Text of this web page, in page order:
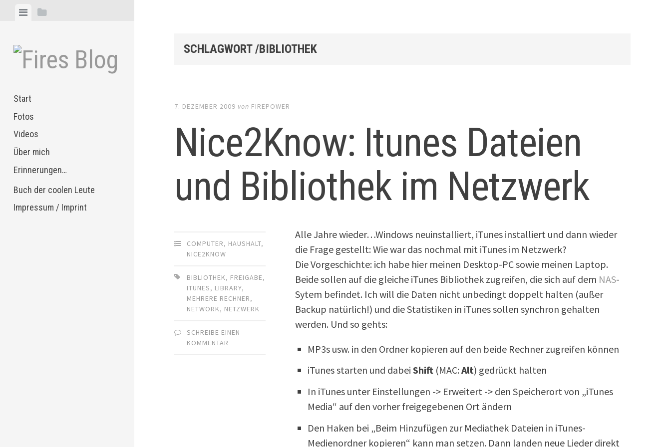
MenüSeitenleiste
Start
Fotos
Videos
Über mich
Erinnerungen…
Buch der coolen Leute
Impressum / Imprint
SCHLAGWORT /BIBLIOTHEK
7. DEZEMBER 2009 von FIREPOWER
Nice2Know: Itunes Dateien
und Bibliothek im Netzwerk
COMPUTER, HAUSHALT,
NICE2KNOW
BIBLIOTHEK, FREIGABE,
ITUNES, LIBRARY,
MEHRERE RECHNER,
NETWORK, NETZWERK
SCHREIBE EINEN
KOMMENTAR
Alle Jahre wieder…Windows neuinstalliert, iTunes installiert und dann wieder
die Frage gestellt: Wie war das nochmal mit iTunes im Netzwerk?
Die Vorgeschichte: ich habe hier meinen Desktop-PC sowie meinen Laptop.
Beide sollen auf die gleiche iTunes Bibliothek zugreifen, die sich auf dem NAS-
Sytem befindet. Ich will die Daten nicht unbedingt doppelt halten (außer
Backup natürlich!) und die Statistiken in iTunes sollen synchron gehalten
werden. Und so gehts:
MP3s usw. in den Ordner kopieren auf den beide Rechner zugreifen können
iTunes starten und dabeiShift (MAC:Alt) gedrückt halten
In iTunes unter Einstellungen -> Erweitert -> den Speicherort von „iTunes
Media“ auf den vorher freigegebenen Ort ändern
Den Haken bei „Beim Hinzufügen zur Mediathek Dateien in iTunes-
Medienordner kopieren“ kann man setzen. Dann landen neue Lieder direkt